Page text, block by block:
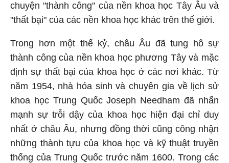
chuyện "thành công" của nền khoa học Tây Âu và
"thất bại" của các nền khoa học khác trên thế giới.
Trong hơn một thế kỷ, châu Âu đã tung hô sự
thành công của nền khoa học phương Tây và mặc
định sự thất bại của khoa học ở các nơi khác. Từ
năm 1954, nhà hóa sinh và chuyên gia về lịch sử
khoa học Trung Quốc Joseph Needham đã nhấn
mạnh sự trỗi dậy của khoa học hiện đại chỉ duy
nhất ở châu Âu, nhưng đồng thời cũng công nhận
những thành tựu của khoa học và kỹ thuật truyền
thống của Trung Quốc trước năm 1600. Trong các